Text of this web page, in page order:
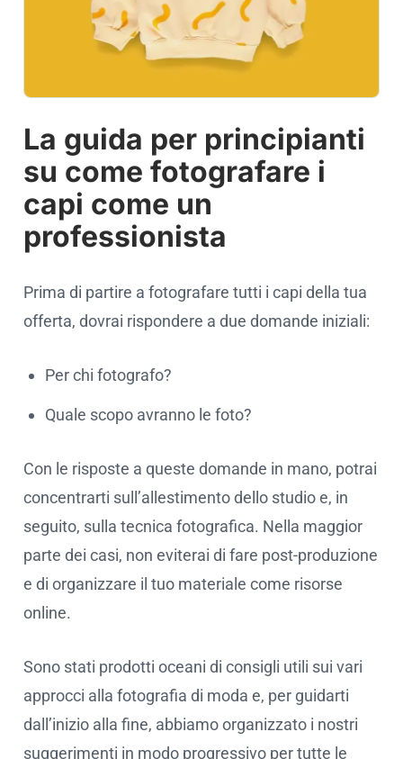
La guida per principianti
su come fotografare i
capi come un
professionista
Prima di partire a fotografare tutti i capi della tua
offerta, dovrai rispondere a due domande iniziali:
Per chi fotografo?
Quale scopo avranno le foto?
Con le risposte a queste domande in mano, potrai
concentrarti sull’allestimento dello studio e, in
seguito, sulla tecnica fotografica. Nella maggior
parte dei casi, non eviterai di fare post-produzione
e di organizzare il tuo materiale come risorse
online.
Sono stati prodotti oceani di consigli utili sui vari
approcci alla fotografia di moda e, per guidarti
dall’inizio alla fine, abbiamo organizzato i nostri
suggerimenti in modo progressivo per tutte le